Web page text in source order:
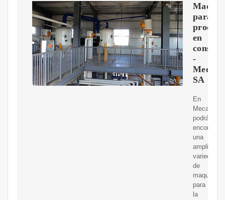
para
en
-
Mecal
SA
En
Mecal
podrás
encontrar
una
amplia
variedad
de
maquinaria
para
la